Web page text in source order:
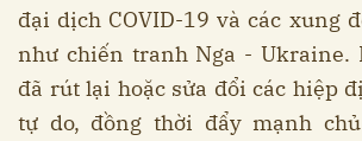
đại dịch COVID-19 và các xung
như chiến tranh Nga - Ukraine.
đã rút lại hoặc sửa đổi các hiệp
tự do, đồng thời đẩy mạnh